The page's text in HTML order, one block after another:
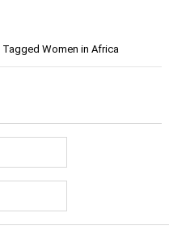
TaggedWomen in Africa